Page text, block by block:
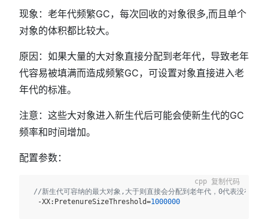
现象：老年代频繁GC，每次回收的对象很多,而且单个
对象的体积都比较大。
原因：如果大量的大对象直接分配到老年代，导致老年
代容易被填满而造成频繁GC，可设置对象直接进入老
年代的标准。
注意：这些大对象进入新生代后可能会使新生代的GC
频率和时间增加。
配置参数：
//新生代可容纳的最大对象,大于则直接会分配到老年代，0代表没有限制
  -XX:PretenureSizeThreshold=
1000000
复制代码